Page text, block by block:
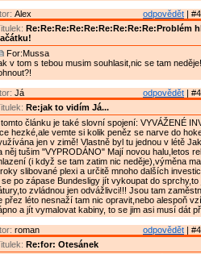
odpovědět |
Alex
Re:Re:Re:Re:Re:Re:Re:Re:Re:Problém
For:Mussa
v tom s tebou musim souhlasit,nic se tam
odpovědět |
Já
Re:jak to vidím Já...
článku je také slovní spojení: VYVÁŽENÉ
hezké,ale vemte si kolik peněz se narve do
jen v zimě! Vlastně byl tu jednou v létě
něj tušim "VYPRODÁNO" Mají novou halu,letos
(i když se tam zatim nic neděje),výměna
slibované plexi a určitě mnoho dalších
se po zápase Bundesligy jít vykoupat do sprchy,to
zvládnou jen odvážlivci!!! Jsou tam
přez léto nesnaží tam nic opravit,nebo alespoň
a jít vymalovat kabiny, to se jim asi musí dát
odpovědět |
roman
Re:for: Otesánek